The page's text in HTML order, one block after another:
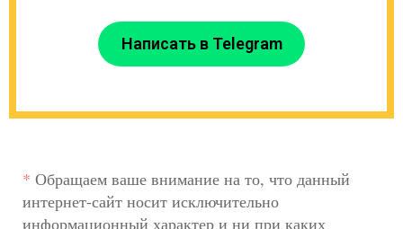
Написать в Telegram
* Обращаем ваше внимание на то, что данный
интернет-сайт носит исключительно
информационный характер и ни при каких